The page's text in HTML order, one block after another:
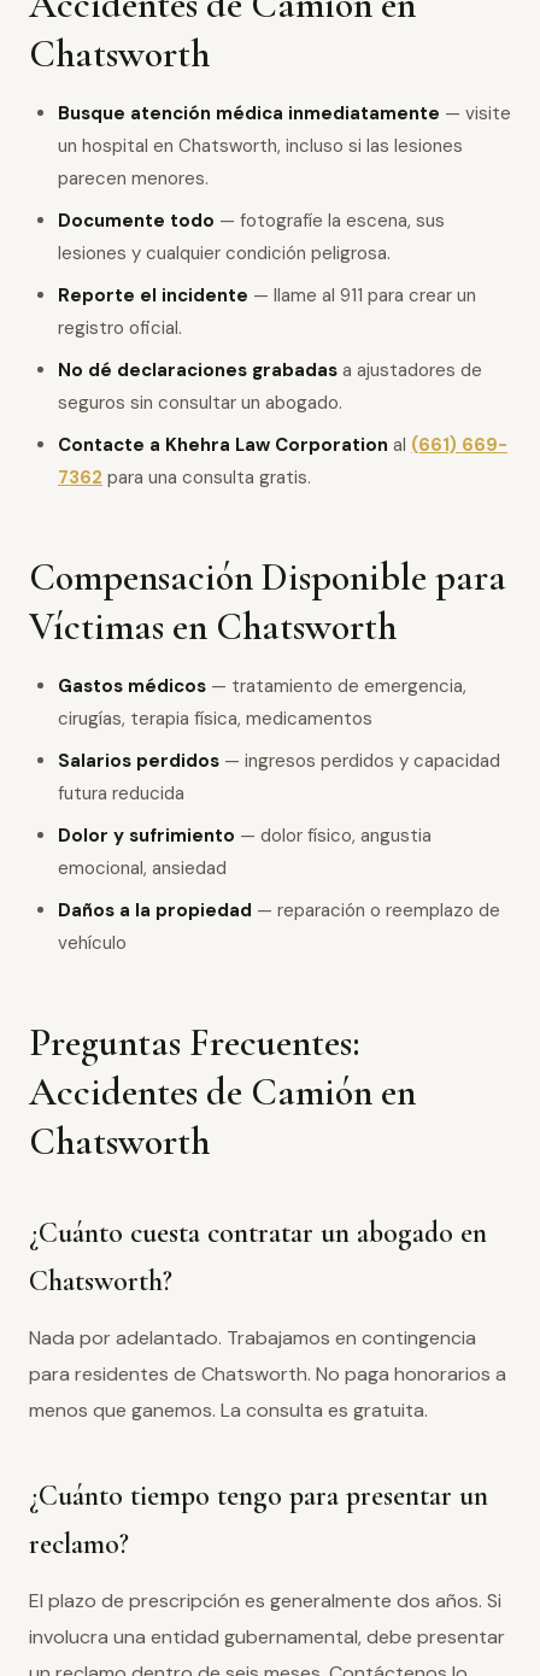
Chatsworth
Busque atención médica inmediatamente — visite
un hospital en Chatsworth, incluso si las lesiones
parecen menores.
Documente todo — fotografíe la escena, sus
lesiones y cualquier condición peligrosa.
Reporte el incidente — llame al 911 para crear un
registro oficial.
No dé declaraciones grabadas a ajustadores de
seguros sin consultar un abogado.
Contacte a Khehra Law Corporation al (661) 669-
7362 para una consulta gratis.
Compensación Disponible para
Víctimas en Chatsworth
Gastos médicos — tratamiento de emergencia,
cirugías, terapia física, medicamentos
Salarios perdidos — ingresos perdidos y capacidad
futura reducida
Dolor y sufrimiento — dolor físico, angustia
emocional, ansiedad
Daños a la propiedad — reparación o reemplazo de
vehículo
Preguntas Frecuentes:
Accidentes de Camión en
Chatsworth
¿Cuánto cuesta contratar un abogado en
Chatsworth?
Nada por adelantado. Trabajamos en contingencia
para residentes de Chatsworth. No paga honorarios a
menos que ganemos. La consulta es gratuita.
¿Cuánto tiempo tengo para presentar un
reclamo?
El plazo de prescripción es generalmente dos años. Si
involucra una entidad gubernamental, debe presentar